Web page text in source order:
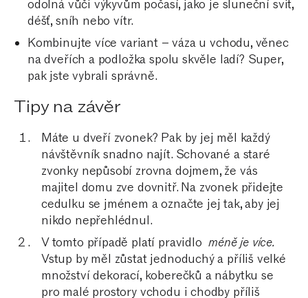
odolná vůči výkyvům počasí, jako je sluneční svit,
déšť, sníh nebo vítr.
Kombinujte více variant – váza u vchodu, věnec
na dveřích a podložka spolu skvěle ladí? Super,
pak jste vybrali správně.
Tipy na závěr
Máte u dveří zvonek? Pak by jej měl každý
návštěvník snadno najít. Schované a staré
zvonky nepůsobí zrovna dojmem, že vás
majitel domu zve dovnitř. Na zvonek přidejte
cedulku se jménem a označte jej tak, aby jej
nikdo nepřehlédnul.
V tomto případě platí pravidlo méně je více.
Vstup by měl zůstat jednoduchý a příliš velké
množství dekorací, koberečků a nábytku se
pro malé prostory vchodu i chodby příliš